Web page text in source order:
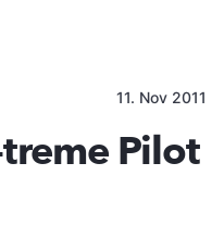
11. Nov 2011
Pilot